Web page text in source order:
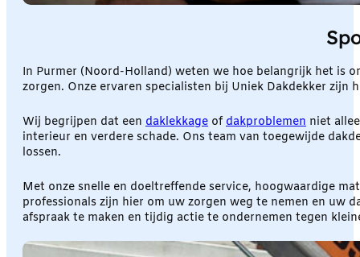
In Purmer (Noord-Holland) weten we hoe belangrijk het is
zorgen. Onze ervaren specialisten bij Uniek Dakdekker zijn
Wij begrijpen dat een daklekkage of dakproblemen niet
interieur en verdere schade. Ons team van toegewijde
lossen.
Met onze snelle en doeltreffende service, hoogwaardige
professionals zijn hier om uw zorgen weg te nemen en uw
afspraak te maken en tijdig actie te ondernemen tegen